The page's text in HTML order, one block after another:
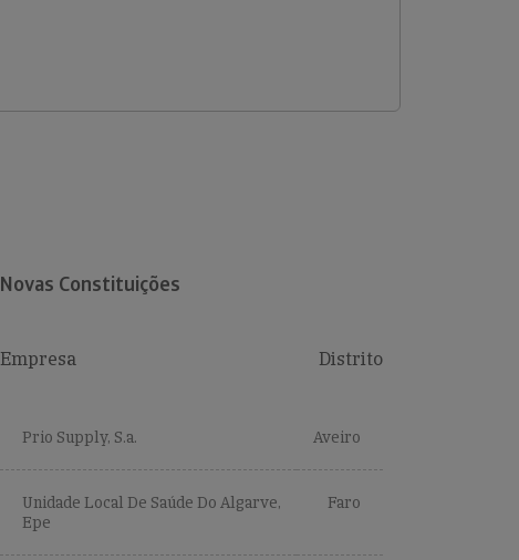
Novas Constituições
Empresa Distrito
Prio Supply, S.a. Aveiro
Unidade Local De Saúde Do Algarve,
Epe
Faro